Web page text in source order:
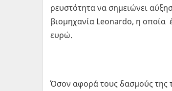
ρευστότητα να σημειώνει
βιομηχανία Leonardo, η οποία
ευρώ.
Όσον αφορά τους δασμούς της